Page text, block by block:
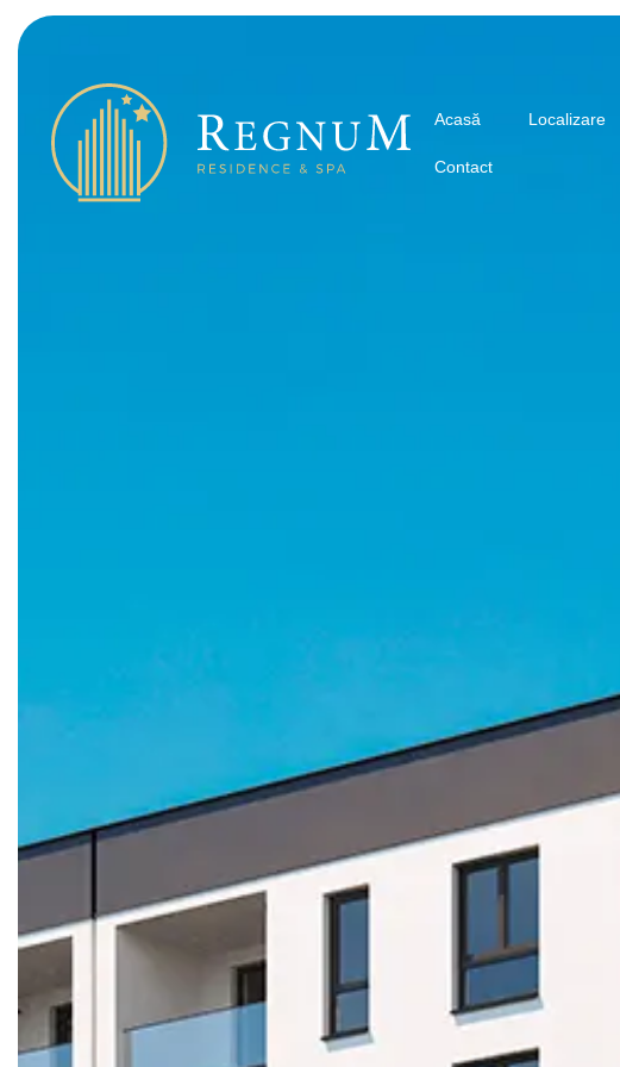
Acasă Localizare
Contact